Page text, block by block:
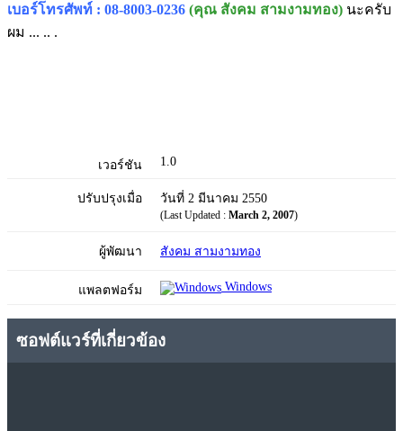
เบอร์โทรศัพท์ : 08-8003-0236 (คุณ สังคม สามงามทอง) นะครับ
ผม ... .. .
เวอร์ชัน 1.0
ปรับปรุงเมื่อ วันที่ 2 มีนาคม 2550
(Last Updated : March 2, 2007)
ผู้พัฒนา สังคม สามงามทอง
แพลตฟอร์ม Windows
ซอฟต์แวร์ที่เกี่ยวข้อง